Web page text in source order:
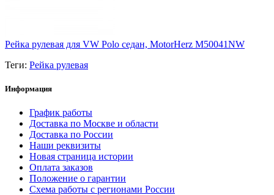
Рейка рулевая для VW Polo седан, MotorHerz M50041NW
Теги: Рейка рулевая
Информация
График работы
Доставка по Москве и области
Доставка по России
Наши реквизиты
Новая страница истории
Оплата заказов
Положение о гарантии
Схема работы с регионами России